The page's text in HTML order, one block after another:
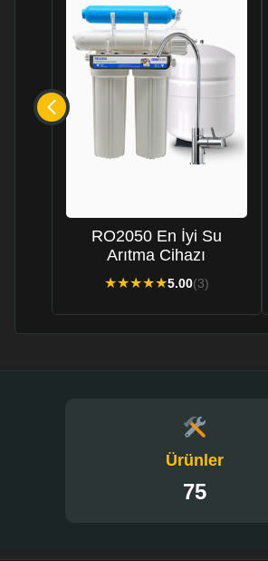
RO2050 En İyi Su
Arıtma Cihazı
★★★★★5.00(3)
Ürünler
75